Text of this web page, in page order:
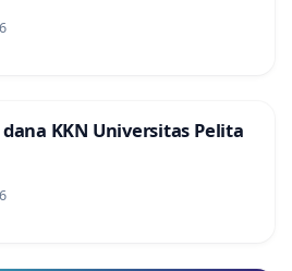
KKN Universitas Pelita